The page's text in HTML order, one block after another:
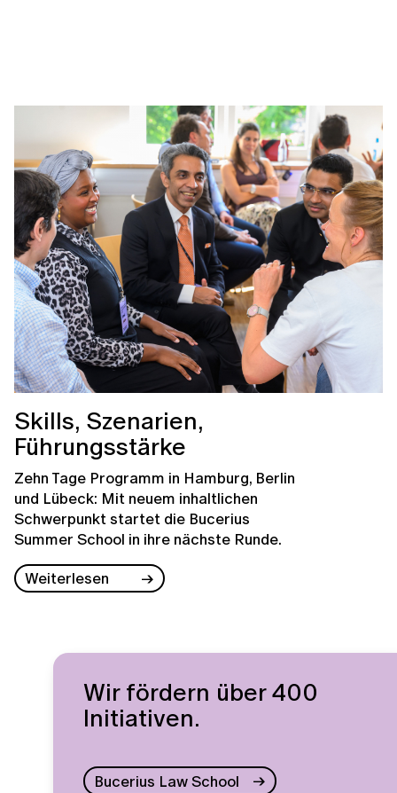
Skills, Szenarien,
Führungsstärke
Zehn Tage Programm in Hamburg, Berlin
und Lübeck: Mit neuem inhaltlichen
Schwerpunkt startet die Bucerius
Summer School in ihre nächste Runde.
Weiterlesen
Wir fördern über 400
Initiativen.
Bucerius Law School